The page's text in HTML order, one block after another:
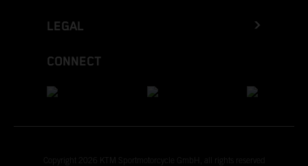
LEGAL
CONNECT
Copyright 2026 KTM Sportmotorcycle GmbH, all rights reserved